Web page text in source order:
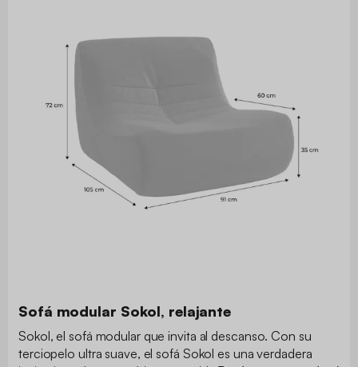
Sofá modular Sokol, relajante
Sokol, el sofá modular que invita al descanso. Con su
terciopelo ultra suave, el sofá Sokol es una verdadera